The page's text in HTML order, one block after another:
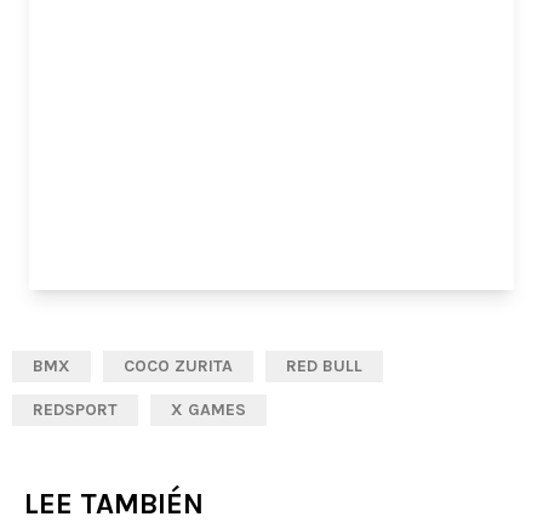
BMX COCO ZURITA RED BULL
REDSPORT X GAMES
LEE TAMBIÉN